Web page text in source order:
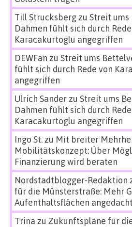
Till Strucksbergzu Streit
Dahmen fühlt sich durch
Karacakurtoglu angegriffen
DEWFan zu Streit ums
fühlt sich durch Rede von
angegriffen
Ulrich Sanderzu Streit ums
Dahmen fühlt sich durch
Karacakurtoglu angegriffen
Ingo St.zu Mit breiter
Mobilitätskonzept: Über
Finanzierung wird beraten
Nordstadtblogger-Redaktion
für die Münsterstraße: Mehr
Aufenthaltsflächen angedacht
Trina zu Zukunftspläne für